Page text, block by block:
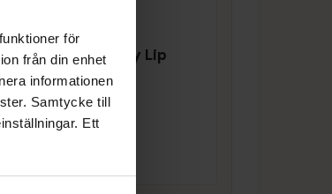
för
från din enhet
informationen
Samtycke till
Ett
4.7 av 5 i omdöme
Burt's Bees Honey Lip
Balm
Läppcerat, 4,25 g
Pris online